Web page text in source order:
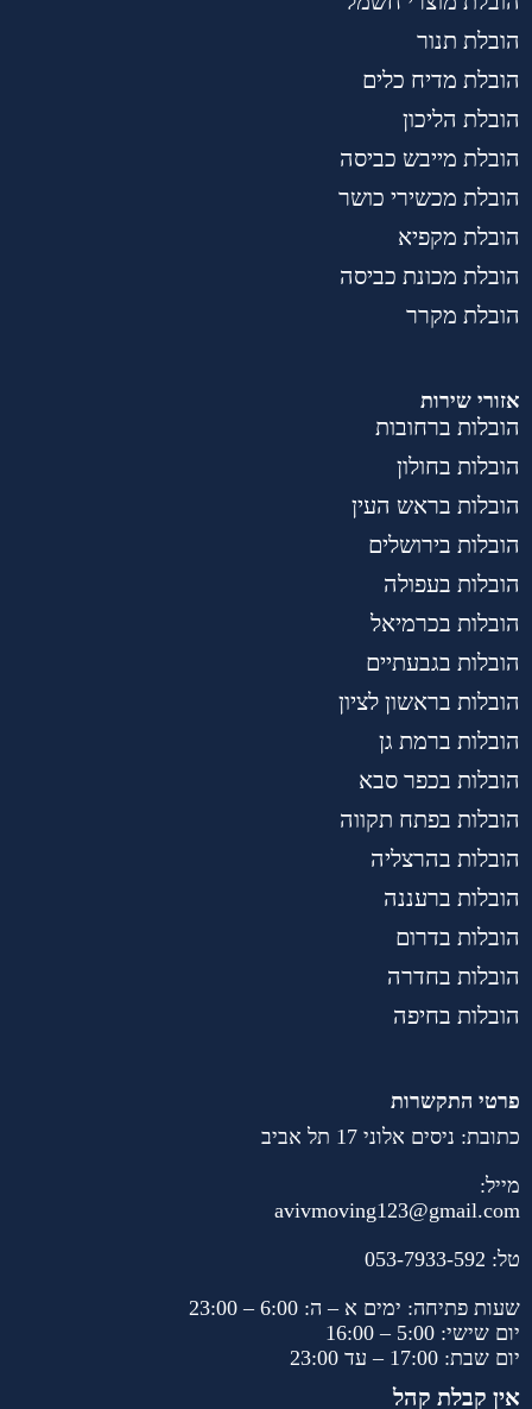
הובלת תנור
הובלת מדיח כלים
הובלת הליכון
הובלת מייבש כביסה
הובלת מכשירי כושר
הובלת מקפיא
הובלת מכונת כביסה
הובלת מקרר
אזורי שירות
הובלות ברחובות
הובלות בחולון
הובלות בראש העין
הובלות בירושלים
הובלות בעפולה
הובלות בכרמיאל
הובלות בגבעתיים
הובלות בראשון לציון
הובלות ברמת גן
הובלות בכפר סבא
הובלות בפתח תקווה
הובלות בהרצליה
הובלות ברעננה
הובלות בדרום
הובלות בחדרה
הובלות בחיפה
פרטי התקשרות
כתובת: ניסים אלוני 17 תל אביב
מייל:
avivmoving123@gmail.com
טל: 053-7933-592
שעות פתיחה: ימים א – ה: 6:00 – 23:00
יום שישי: 5:00 – 16:00
יום שבת: 17:00 – עד 23:00
אין קבלת קהל